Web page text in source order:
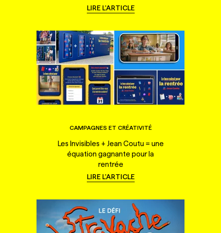
LIRE L'ARTICLE
CAMPAGNES ET CRÉATIVITÉ
Les Invisibles + Jean Coutu = une
équation gagnante pour la
rentrée
LIRE L'ARTICLE